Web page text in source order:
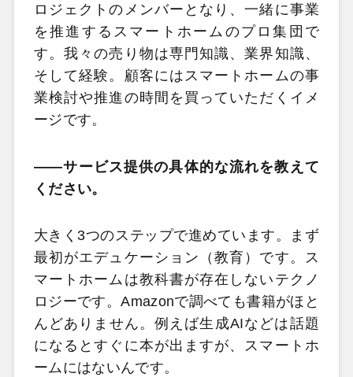
ロジェクトのメンバーとなり、一緒に事業
を推進するスマートホームのプロ集団で
す。我々の売り物は専門知識、業界知識、
そして経験。顧客にはスマートホームの事
業検討や推進の時間を買っていただくイメ
ージです。
――サービス提供の具体的な流れを教えて
ください。
大きく3つのステップで進めています。まず
最初がエデュケーション（教育）です。ス
マートホームは教科書が存在しないテクノ
ロジーです。Amazonで調べても書籍がほと
んどありません。例えば生成AIなどは話題
になるとすぐに本が出ますが、スマートホ
ームにはないんです。